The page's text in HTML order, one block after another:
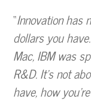
“Innovation has
dollars you
Mac, IBM was
R&D. It’s not
have, how you’